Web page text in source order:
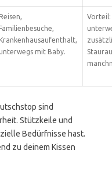
mit Baby.
sind
Stützkeile und
Bedürfnisse hast.
zu deinem Kissen